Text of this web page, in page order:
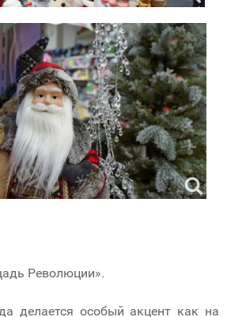
Революции».
делается особый акцент как на